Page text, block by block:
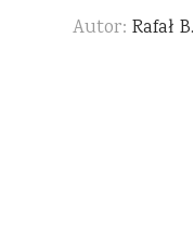
Autor: Rafał B.